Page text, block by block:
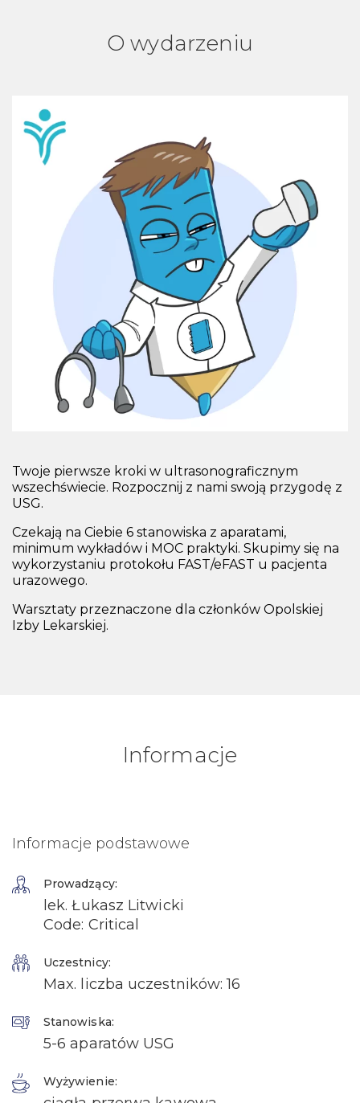
O wydarzeniu
Twoje pierwsze kroki w ultrasonograficznym
wszechświecie. Rozpocznij z nami swoją przygodę z
USG.
Czekają na Ciebie 6 stanowiska z aparatami,
minimum wykładów i MOC praktyki. Skupimy się na
wykorzystaniu protokołu FAST/eFAST u pacjenta
urazowego.
Warsztaty przeznaczone dla członków Opolskiej
Izby Lekarskiej.
Informacje
Informacje podstawowe
Prowadzący:
lek. Łukasz Litwicki
Code: Critical
Uczestnicy:
Max. liczba uczestników: 16
Stanowiska:
5-6 aparatów USG
Wyżywienie: